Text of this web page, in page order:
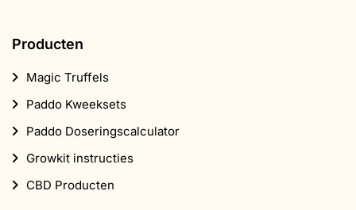
Producten
Magic Truffels
Paddo Kweeksets
Paddo Doseringscalculator
Growkit instructies
CBD Producten